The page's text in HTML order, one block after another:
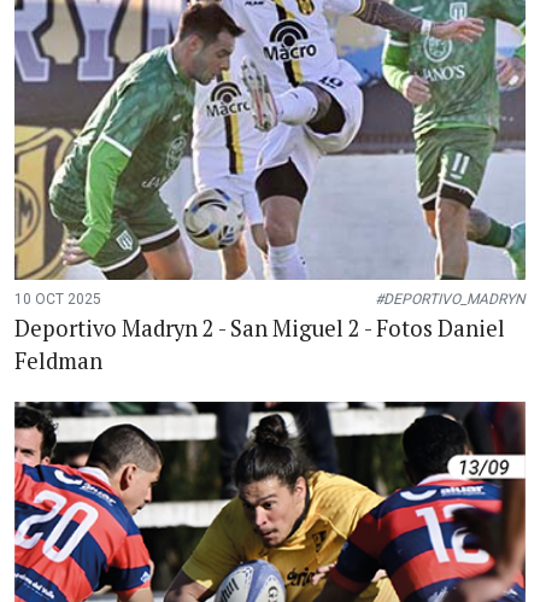
10 OCT 2025 #DEPORTIVO_MADRYN
Deportivo Madryn 2 - San Miguel 2 - Fotos Daniel
Feldman